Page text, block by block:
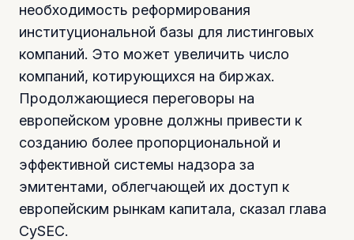
необходимость реформирования
институциональной базы для листинговых
компаний. Это может увеличить число
компаний, котирующихся на биржах.
Продолжающиеся переговоры на
европейском уровне должны привести к
созданию более пропорциональной и
эффективной системы надзора за
эмитентами, облегчающей их доступ к
европейским рынкам капитала, сказал глава
CySEC.